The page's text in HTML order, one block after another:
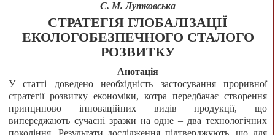
С. М. Лутковська
СТРАТЕГІЯ ГЛОБАЛІЗАЦІЇ
ЕКОЛОГОБЕЗПЕЧНОГО СТАЛОГО
РОЗВИТКУ
Анотація
У статті доведено необхідність застосування проривної
стратегії розвитку економіки, котра передбачає створення
принципово інноваційних видів продукції, що
випереджають сучасні зразки на одне – два технологічних
покоління. Результати дослідження підтверджують, що для